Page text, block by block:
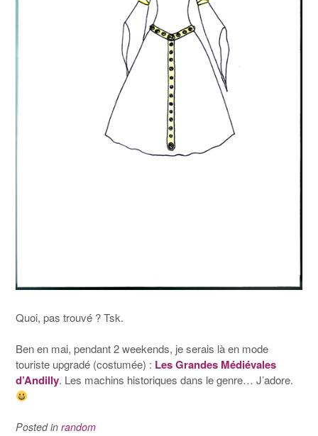
Quoi, pas trouvé ? Tsk.
Ben en mai, pendant 2 weekends, je serais là en mode
touriste upgradé (costumée) : Les Grandes Médiévales
d’Andilly. Les machins historiques dans le genre… J’adore.
Posted in random